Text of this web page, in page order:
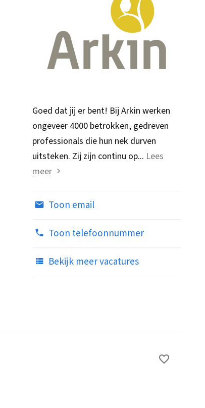
Goed dat jij er bent! Bij Arkin werken
ongeveer 4000 betrokken, gedreven
professionals die hun nek durven
uitsteken. Zij zijn continu op... Lees
meer
Toon email
Toon telefoonnummer
Bekijk meer vacatures